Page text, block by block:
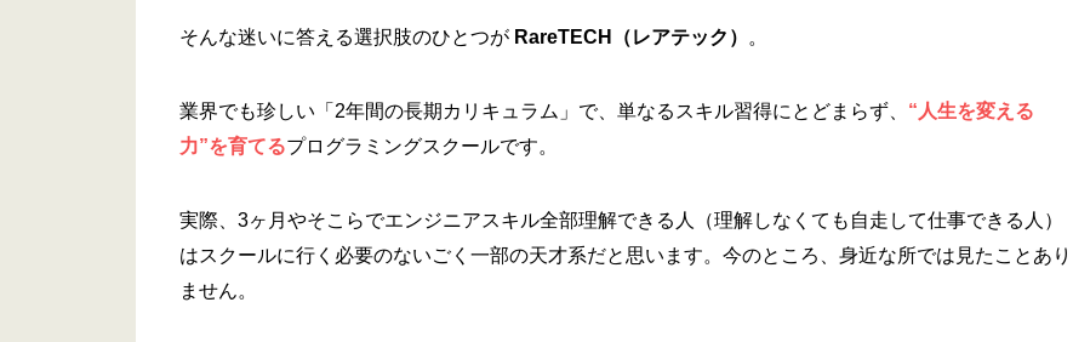
そんな迷いに答える選択肢のひとつが RareTECH（レアテック） 。
業界でも珍しい「2年間の長期カリキュラム」で、単なるスキル習得にとどまらず、 “人生を変える
力”を育てるプログラミングスクールです。
実際、3ヶ月やそこらでエンジニアスキル全部理解できる人（理解しなくても自走して仕事できる人）
はスクールに行く必要のないごく一部の天才系だと思います。今のところ、身近な所では見たことあり
ません。